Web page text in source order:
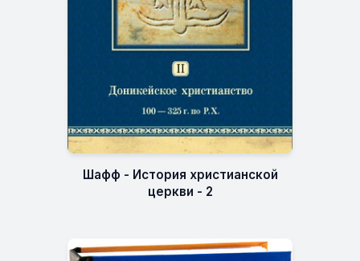
Шафф - История христианской
церкви - 2